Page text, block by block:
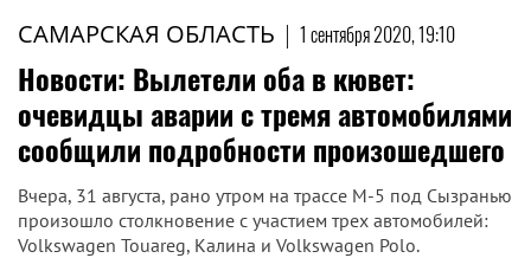
САМАРСКАЯ ОБЛАСТЬ | 1 сентября 2020, 19:10
Новости: Вылетели оба в кювет:
очевидцы аварии с тремя автомобилями
сообщили подробности произошедшего
Вчера, 31 августа, рано утром на трассе М-5 под Сызранью
произошло столкновение с участием трех автомобилей:
Volkswagen Touareg, Калина и Volkswagen Polo.